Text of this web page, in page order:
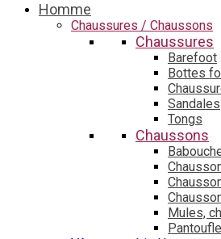
Homme
Chaussures / Chaussons
Chaussures
Barefoot
Bottes
Sandales
Tongs
Chaussons
Mules,